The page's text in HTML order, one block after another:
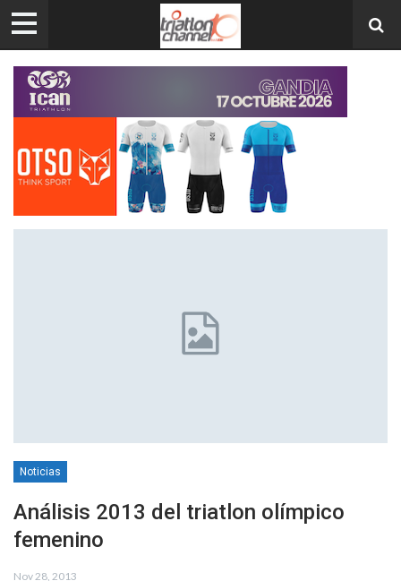
Noticias
Análisis 2013 del triatlon olímpico
femenino
Nov 28, 2013